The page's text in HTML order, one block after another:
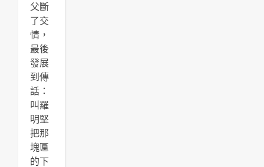
父斷
了交
情，
最後
發展
到傳
話：
叫羅
明堅
把那
塊匾
的下